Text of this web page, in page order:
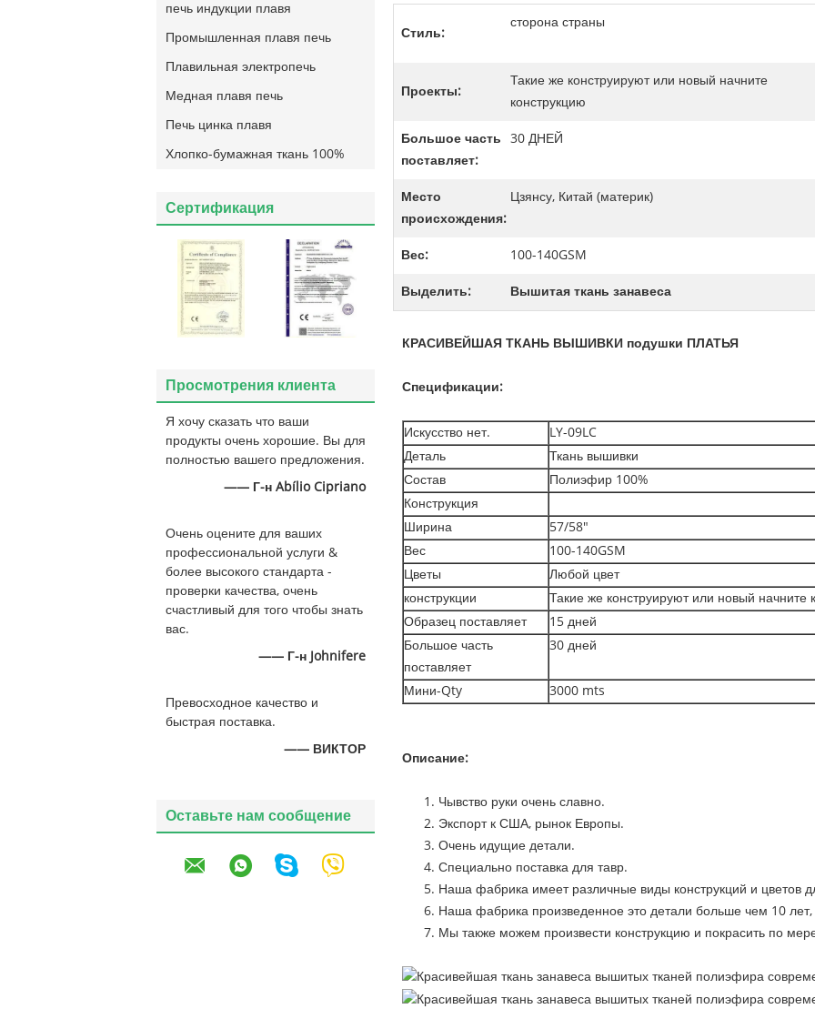
печь индукции плавя
Промышленная плавя печь
Плавильная электропечь
Медная плавя печь
Печь цинка плавя
Хлопко-бумажная ткань 100%
Сертификация
Просмотрения клиента
Я хочу сказать что ваши
продукты очень хорошие. Вы для
полностью вашего предложения.
—— Г-н Abílio Cipriano
Очень оцените для ваших
профессиональной услуги &
более высокого стандарта -
проверки качества, очень
счастливый для того чтобы знать
вас.
—— Г-н Johnifere
Превосходное качество и
быстрая поставка.
—— ВИКТОР
Оставьте нам сообщение
Стиль:
сторона страны
Проекты:
Такие же конструируют или новый начните
конструкцию
Большое часть
поставляет:
30 ДНЕЙ
Место
происхождения:
Цзянсу, Китай (материк)
Вес: 100-140GSM
Выделить: Вышитая ткань занавеса
КРАСИВЕЙШАЯ ТКАНЬ ВЫШИВКИ подушки ПЛАТЬЯ
Спецификации:
Искусство нет.
LY-09LC
Деталь
Ткань вышивки
Состав
Полиэфир 100%
Конструкция
Ширина
57/58"
Вес
100-140GSM
Цветы
Любой цвет
конструкции
Такие же конструируют или новый начните
Образец поставляет
15 дней
Большое часть
поставляет
30 дней
Мини-Qty 3000 mts
Описание:
1. Чывство руки очень славно.
2. Экспорт к США, рынок Европы.
3. Очень идущие детали.
4. Специально поставка для тавр.
5. Наша фабрика имеет различные виды конструкций и цветов
6. Наша фабрика произведенное это детали больше чем 10
7. Мы также можем произвести конструкцию и покрасить по мере